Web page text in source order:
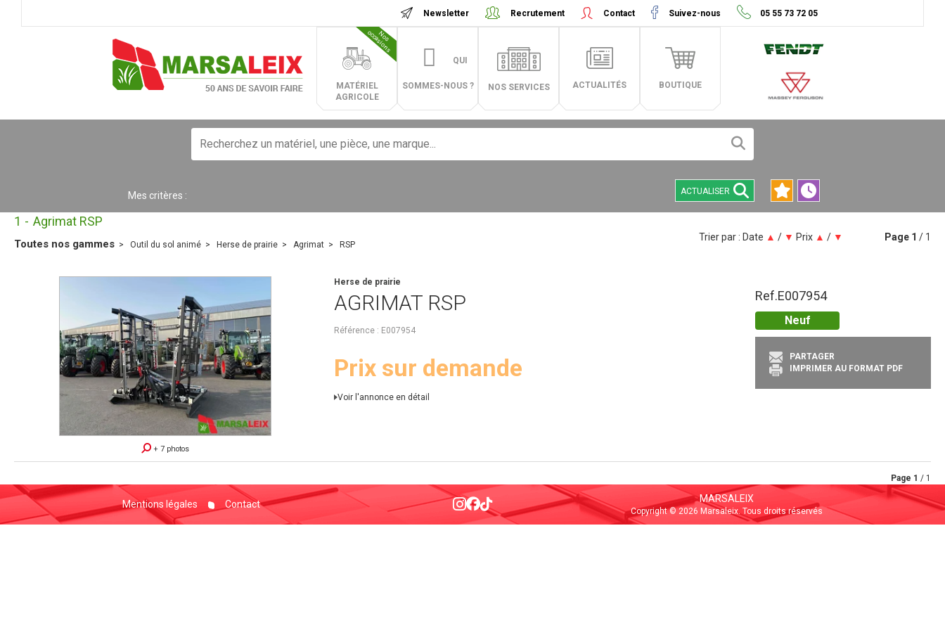
Newsletter Recrutement Contact Suivez-nous 05 55 73 72 05
MATÉRIEL
AGRICOLE
N
o
s
o
c
c
a
s
i
o
n
s
QUI
SOMMES-NOUS ? NOS SERVICES ACTUALITÉS BOUTIQUE
Mes critères : ACTUALISER
Toutes nos gammes Outil du sol animé Herse de prairie Agrimat RSP
1 Agrimat RSP
Trier par : Date ▲ / ▼ Prix ▲ / ▼ Page 1 / 1
+ 7 photos
AGRIMAT RSP
Herse de prairie
Référence E007954
Prix sur demande
Voir l'annonce en détail
Ref.E007954
Neuf
PARTAGER
IMPRIMER AU FORMAT PDF
Page 1 / 1
Mentions légales Contact
MARSALEIX
Copyright © 2026 Marsaleix. Tous droits réservés